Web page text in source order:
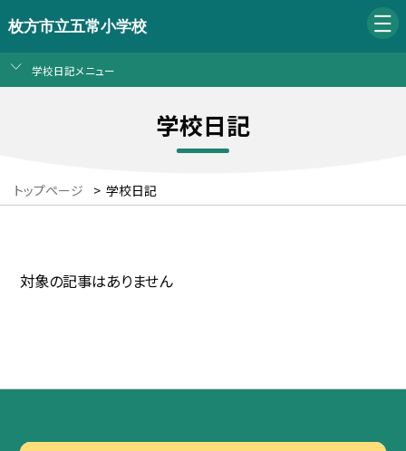
枚方市立五常小学校
学校日記メニュー
学校日記
トップページ > 学校日記
対象の記事はありません